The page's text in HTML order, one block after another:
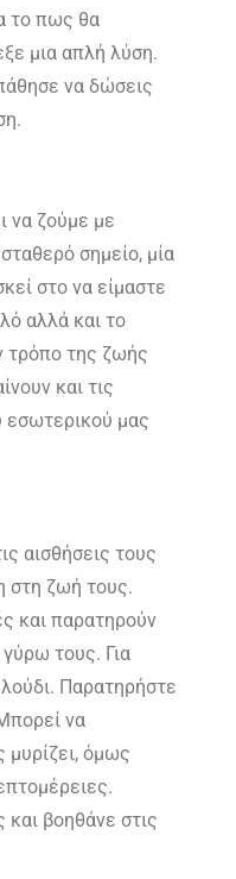
το πως θα
μια απλή λύση.
να δώσεις
να ζούμε με
σημείο, μία
στο να είμαστε
αλλά και το
τρόπο της ζωής
και τις
εσωτερικού μας
αισθήσεις τους
στη ζωή τους.
και παρατηρούν
τους. Για
Παρατηρήστε
να
όμως
βοηθάνε στις